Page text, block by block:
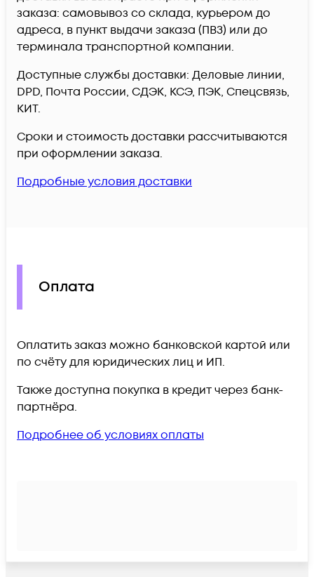
заказа: самовывоз со склада, курьером до
адреса, в пункт выдачи заказа (ПВЗ) или до
терминала транспортной компании.
Доступные службы доставки: Деловые линии,
DPD, Почта России, СДЭК, КСЭ, ПЭК, Спецсвязь,
КИТ.
Сроки и стоимость доставки рассчитываются
при оформлении заказа.
Подробные условия доставки
Оплата
Оплатить заказ можно банковской картой или
по счёту для юридических лиц и ИП.
Также доступна покупка в кредит через банк-
партнёра.
Подробнее об условиях оплаты